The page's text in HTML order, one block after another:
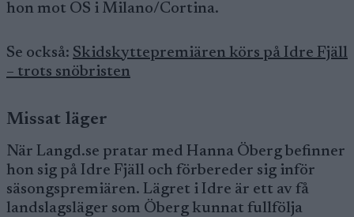
hon mot OS i Milano/Cortina.
Se också: Skidskyttepremiären körs på Idre Fjäll
– trots snöbristen
Missat läger
När Langd.se pratar med Hanna Öberg befinner
hon sig på Idre Fjäll och förbereder sig inför
säsongspremiären. Lägret i Idre är ett av få
landslagsläger som Öberg kunnat fullfölja